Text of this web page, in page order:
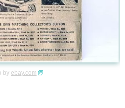
by ebay.com